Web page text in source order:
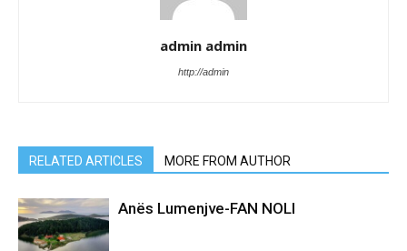
admin admin
http://admin
RELATED ARTICLES MORE FROM AUTHOR
Anës Lumenjve-FAN NOLI